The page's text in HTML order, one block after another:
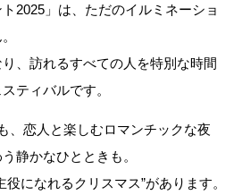
2025」は、ただのイルミネーショ
、訪れるすべての人を特別な時間
ティバルです。
、恋人と楽しむロマンチックな夜
静かなひとときも。
になれるクリスマス”があります。